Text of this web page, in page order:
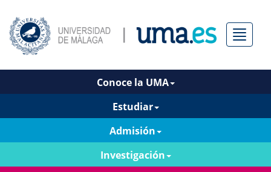
Menú
Conoce la UMA
Estudiar
Admisión
Investigación